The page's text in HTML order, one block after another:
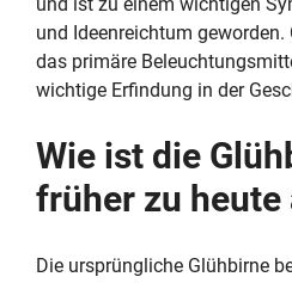
und Ideenreichtum
das primäre
wichtige Erfindung in der
Wie ist die
früher zu heute
Die ursprüngliche Glühbirne